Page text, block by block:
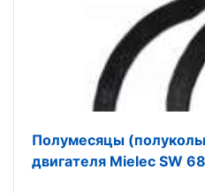
Полумесяцы
двигателя Mielec SW